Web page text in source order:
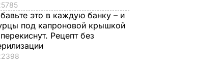
это в каждую банку – и
под капроновой крышкой
Рецепт без